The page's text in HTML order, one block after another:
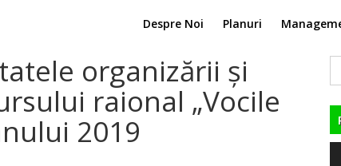
Despre Noi Planuri
organizării și
raional „Vocile
2019